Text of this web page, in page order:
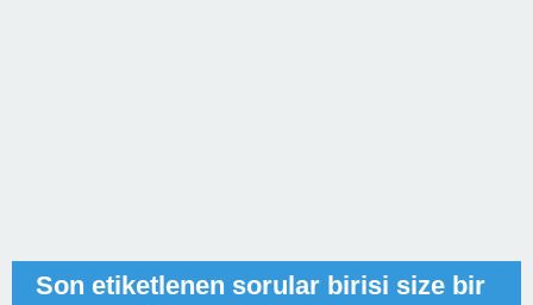
Son etiketlenen sorular birisi size bir